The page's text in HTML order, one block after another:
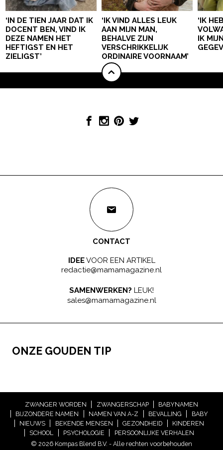
‘IN DE TIEN JAAR DAT IK
DOCENT BEN, VIND IK
DEZE NAMEN HET
HEFTIGST EN HET
ZIELIGST’
‘IK VIND ALLES LEUK
AAN MIJN MAN,
BEHALVE ZIJN
VERSCHRIKKELIJK
ORDINAIRE VOORNAAM’
‘IK
IK
CONTACT
IDEEVOOR EEN ARTIKEL
redactie@mamamagazine.nl
SAMENWERKEN? LEUK!
sales@mamamagazine.nl
ONZE GOUDEN TIP
ZWANGER WORDEN ZWANGERSCHAP
BABYNAMEN
BIJZONDERE NAMEN
NAMEN VAN A-Z BEVALLING
BABY
NIEUWS
BEKENDE MENSEN GEZONDHEID
KINDEREN
SCHOOL
PSYCHOLOGIE
PERSOONLIJKE VERHALEN
© 2026 Kompas Blend B.V. - Alle rechten voorbehouden